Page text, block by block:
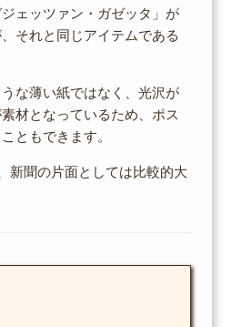
ェッツァン・ガゼッタ」が
それと同じアイテムである
な薄い紙ではなく、光沢が
材となっているため、ポス
ともできます。
新聞の片面としては比較的大